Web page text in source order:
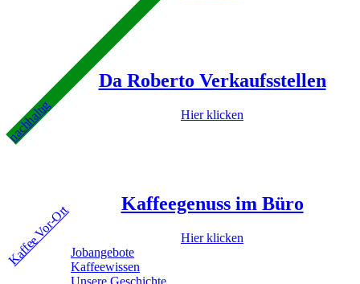
nachhaltig
Da Roberto Verkaufsstellen
Hier klicken
Kaffee Vor-Ort Kaffeegenuss im Büro
Hier klicken
Jobangebote
Kaffeewissen
Unsere Geschichte